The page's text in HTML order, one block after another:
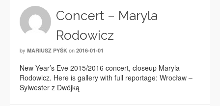
Concert – Maryla
Rodowicz
by MARIUSZ PYŚK on 2016-01-01
New Year’s Eve 2015/2016 concert, closeup Maryla
Rodowicz. Here is gallery with full reportage: Wrocław –
Sylwester z Dwójką